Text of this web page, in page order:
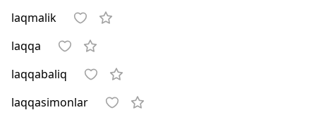
laqmalik
laqqa
laqqabaliq
laqqasimonlar